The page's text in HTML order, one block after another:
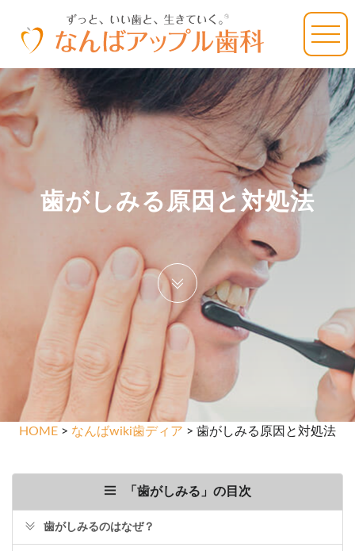
歯がしみる原因と対処法
HOME > なんばwiki歯ディア > 歯がしみる原因と対処法
「歯がしみる」の目次
歯がしみるのはなぜ？